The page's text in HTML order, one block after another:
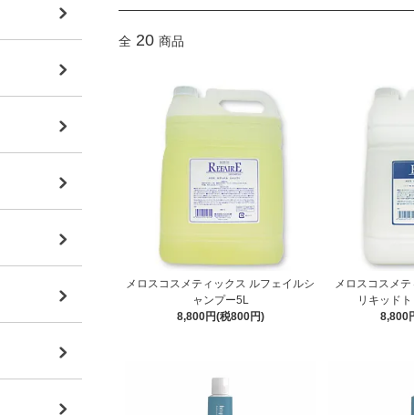
全 20 商品
メロスコスメティックス ルフェイルシ
ャンプー5L
8,800円(税800円)
メロスコスメ
リキッド
8,800